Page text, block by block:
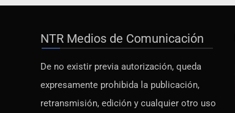
NTR Medios de Comunicación
De no existir previa autorización, queda
expresamente prohibida la publicación,
retransmisión, edición y cualquier otro uso